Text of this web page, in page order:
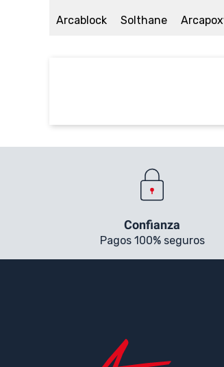
Arcablock Solthane
Confianza
Pagos 100% seguros